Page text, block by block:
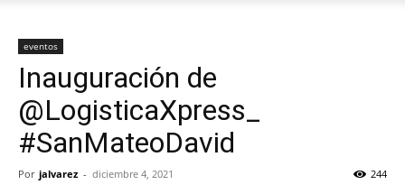
eventos
Inauguración de
@LogisticaXpress_
#SanMateoDavid
Por jalvarez - diciembre 4, 2021 244